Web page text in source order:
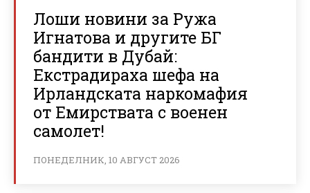
Лоши новини за Ружа
Игнатова и другите БГ
бандити в Дубай:
Екстрадираха шефа на
Ирландската наркомафия
от Емирствата с военен
самолет!
ПОНЕДЕЛНИК, 10 АВГУСТ 2026